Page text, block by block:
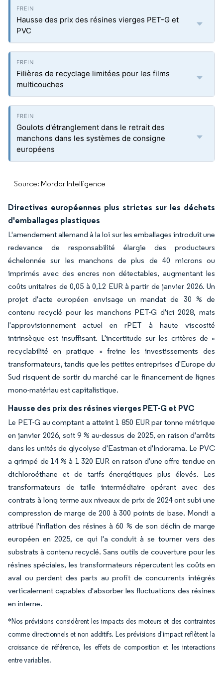
Hausse des prix des résines vierges PET-G et
PVC
Filières de recyclage limitées pour les films
multicouches
Goulots d'étranglement dans le retrait des
manchons dans les systèmes de consigne
européens
Source: Mordor Intelligence
Directives européennes plus strictes sur les déchets
d'emballages plastiques
L'amendement allemand à la loi sur les emballages introduit une
redevance de responsabilité élargie des producteurs
échelonnée sur les manchons de plus de 40 microns ou
imprimés avec des encres non détectables, augmentant les
coûts unitaires de 0,05 à 0,12 EUR à partir de janvier 2026. Un
projet d'acte européen envisage un mandat de 30 % de
contenu recyclé pour les manchons PET-G d'ici 2028, mais
l'approvisionnement actuel en rPET à haute viscosité
intrinsèque est insuffisant. L'incertitude sur les critères de «
recyclabilité en pratique » freine les investissements des
transformateurs, tandis que les petites entreprises d'Europe du
Sud risquent de sortir du marché car le financement de lignes
mono-matériau est capitalistique.
Hausse des prix des résines vierges PET-G et PVC
Le PET-G au comptant a atteint 1 850 EUR par tonne métrique
en janvier 2026, soit 9 % au-dessus de 2025, en raison d'arrêts
dans les unités de glycolyse d'Eastman et d'Indorama. Le PVC
a grimpé de 14 % à 1 320 EUR en raison d'une offre tendue en
dichloroéthane et de tarifs énergétiques plus élevés. Les
transformateurs de taille intermédiaire opérant avec des
contrats à long terme aux niveaux de prix de 2024 ont subi une
compression de marge de 200 à 300 points de base. Mondi a
attribué l'inflation des résines à 60 % de son déclin de marge
européen en 2025, ce qui l'a conduit à se tourner vers des
substrats à contenu recyclé. Sans outils de couverture pour les
résines spéciales, les transformateurs répercutent les coûts en
aval ou perdent des parts au profit de concurrents intégrés
verticalement capables d'absorber les fluctuations des résines
en interne.
*Nos prévisions considèrent les impacts des moteurs et des contraintes
comme directionnels et non additifs. Les prévisions d'impact reflètent la
croissance de référence, les effets de composition et les interactions
entre variables.